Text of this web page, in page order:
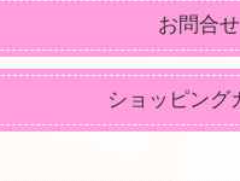
お問合せ
ショッピング